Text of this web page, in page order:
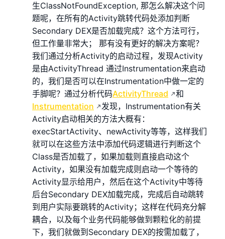
生ClassNotFoundException, 那怎么解决这个问
题呢，在所有的Activity跳转代码处添加判断
Secondary DEX是否加载完成？这个方法可行，
但工作量非常大； 那有没有更好的解决方案呢？
我们通过分析Activity的启动过程，发现Activity
是由ActivityThread 通过Instrumentation来启动
的，我们是否可以在Instrumentation中做一定的
手脚呢？通过分析代码ActivityThread
和
Instrumentation
发现，Instrumentation有关
Activity启动相关的方法大概有：
execStartActivity、newActivity等等，这样我们
就可以在这些方法中添加代码逻辑进行判断这个
Class是否加载了，如果加载则直接启动这个
Activity，如果没有加载完成则启动一个等待的
Activity显示给用户，然后在这个Activity中等待
后台Secondary DEX加载完成，完成后自动跳转
到用户实际要跳转的Activity；这样在代码充分解
耦合，以及每个业务代码能够做到颗粒化的前提
下，我们就做到Secondary DEX的按需加载了，